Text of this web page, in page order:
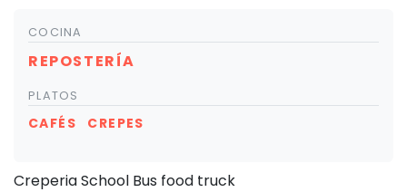
COCINA
REPOSTERÍA
PLATOS
CAFÉS CREPES
Creperia School Bus food truck